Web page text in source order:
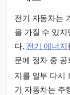
전기 자동차는
을 가질 수 있
다. 전기 에너지
문에 정차 중 공
지를 일부 다시
기 자동차는 주